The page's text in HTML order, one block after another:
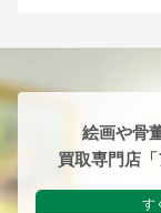
絵画や骨
買取専門店
す